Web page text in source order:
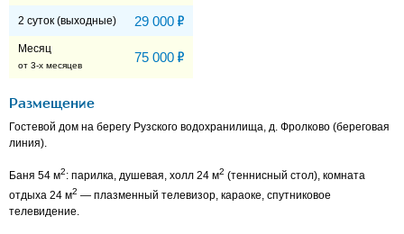
2 суток (выходные) 29 000 Р
Месяц
от 3-х месяцев
75 000 Р
Размещение
Гостевой дом на берегу Рузского водохранилища, д. Фролково (береговая
линия).
Баня 54 м2: парилка, душевая, холл 24 м2 (теннисный стол), комната
отдыха 24 м2 — плазменный телевизор, караоке, спутниковое
телевидение.